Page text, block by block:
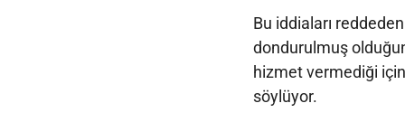
Bu iddiaları
dondurulmuş
hizmet vermediği için
söylüyor.